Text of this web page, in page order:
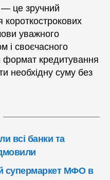
— це зручний
короткострокових
уважного
і своєчасного
формат кредитування
необхідну суму без
всі банки та
супермаркет МФО в